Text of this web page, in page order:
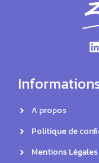
A propos
Politique de
Mentions Légales